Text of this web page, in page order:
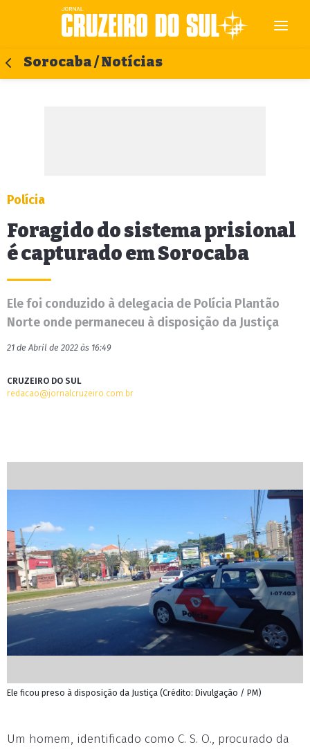
Sorocaba / Notícias
Polícia
Foragido do sistema prisional
é capturado em Sorocaba
Ele foi conduzido à delegacia de Polícia Plantão
Norte onde permaneceu à disposição da Justiça
21 de Abril de 2022 às 16:49
CRUZEIRO DO SUL
redacao@jornalcruzeiro.com.br
Ele ficou preso à disposição da Justiça (Crédito: Divulgação / PM)
Um homem, identificado como C. S. O., procurado da